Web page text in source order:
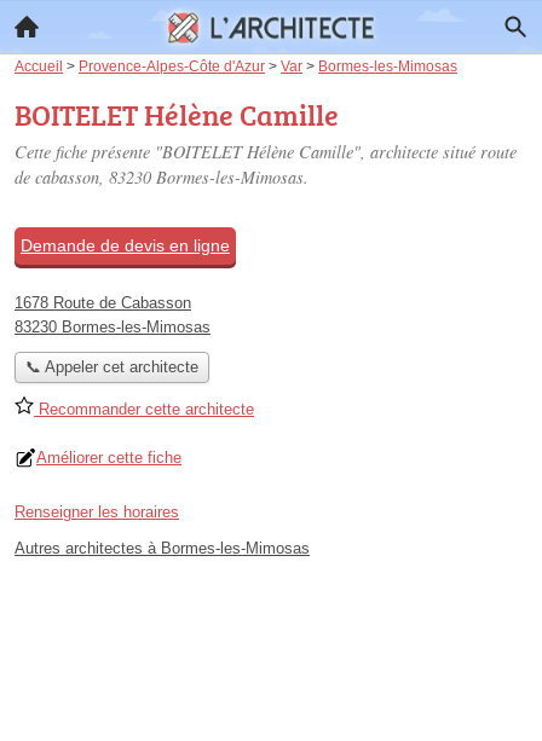
Accueil > Provence-Alpes-Côte d'Azur > Var > Bormes-les-Mimosas
BOITELET Hélène Camille
Cette fiche présente "BOITELET Hélène Camille", architecte situé route
de cabasson, 83230 Bormes-les-Mimosas.
Demande de devis en ligne
1678 Route de Cabasson
83230 Bormes-les-Mimosas
📞 Appeler cet architecte
Recommander cette architecte
Améliorer cette fiche
Renseigner les horaires
Autres architectes à Bormes-les-Mimosas